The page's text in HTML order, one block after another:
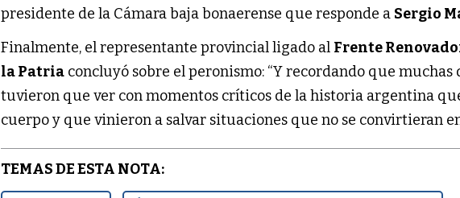
presidente de la Cámara baja bonaerense que responde a Sergio
Finalmente, el representante provincial ligado al Frente
la Patria concluyó sobre el peronismo: “Y recordando que muchas
tuvieron que ver con momentos críticos de la historia argentina
cuerpo y que vinieron a salvar situaciones que no se convirtieran
TEMAS DE ESTA NOTA: